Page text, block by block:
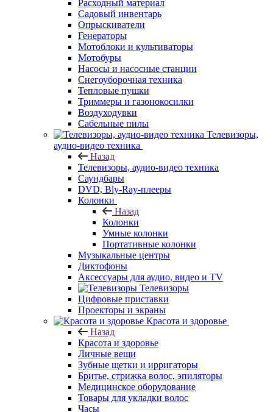
Расходный материал
Садовый инвентарь
Опрыскиватели
Генераторы
Мотоблоки и культиваторы
Мотобуры
Насосы и насосные станции
Снегоуборочная техника
Тепловые пушки
Триммеры и газонокосилки
Воздуходувки
Сабельные пилы
Телевизоры,
аудио-видео техника
Назад
Телевизоры, аудио-видео техника
Саундбары
DVD, Bly-Ray-плееры
Колонки
Назад
Колонки
Умные колонки
Портативные колонки
Музыкальные центры
Диктофоны
Аксессуары для аудио, видео и TV
Телевизоры
Цифровые приставки
Проекторы и экраны
Красота и здоровье
Назад
Красота и здоровье
Личные вещи
Зубные щетки и ирригаторы
Бритье, стрижка волос, эпиляторы
Медицинское оборудование
Товары для укладки волос
Часы